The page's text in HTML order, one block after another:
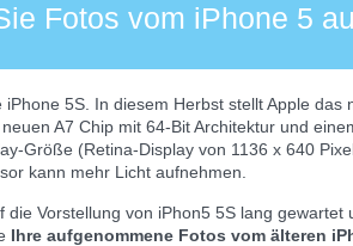
Fotos vom iPhone 5
5S. In diesem Herbst stellt Apple
A7 Chip mit 64-Bit Architektur und
Größe (Retina-Display von 1136 x 640
kann mehr Licht aufnehmen.
die Vorstellung von iPhon5 5S lang
Ihre aufgenommene Fotos vom älteren